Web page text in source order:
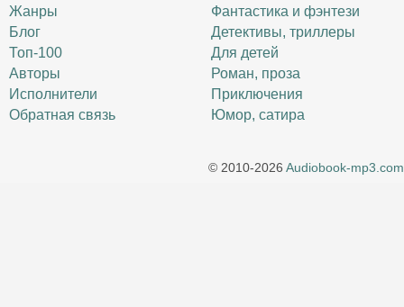
Жанры
Блог
Топ-100
Авторы
Исполнители
Обратная связь
Фантастика и фэнтези
Детективы, триллеры
Для детей
Роман, проза
Приключения
Юмор, сатира
© 2010-2026 Audiobook-mp3.com